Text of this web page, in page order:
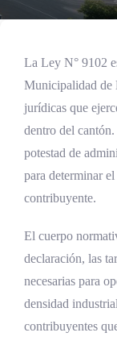
La Ley N° 9102
Municipalidad de
jurídicas que
dentro del
potestad de
para determinar
contribuyente.
El cuerpo
declaración, las
necesarias para
densidad
contribuyentes